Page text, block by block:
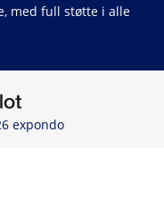
med full støtte i alle
expondo